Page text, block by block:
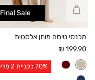
Final Sale
קנייה
מהירה
מכנסי טיסה מותן אלסטית
מחיר
אחרי
הנחה
199.90 ₪
70% בקניית 2 פריטים